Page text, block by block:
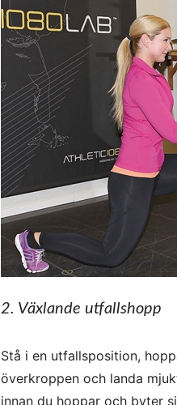
2. Växlande utfallshopp
Stå i en utfallsposition,
överkroppen och landa
innan du hoppar och byter